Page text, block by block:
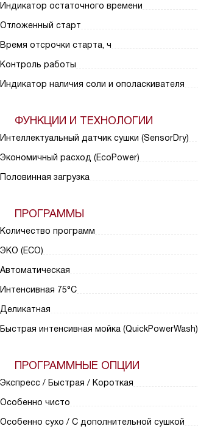
Индикатор остаточного времени
Отложенный старт
Время отсрочки старта, ч
Контроль работы
Индикатор наличия соли и ополаскивателя
ФУНКЦИИ И ТЕХНОЛОГИИ
Интеллектуальный датчик сушки (SensorDry)
Экономичный расход (EcoPower)
Половинная загрузка
ПРОГРАММЫ
Количество программ
ЭКО (ECO)
Автоматическая
Интенсивная 75°С
Деликатная
Быстрая интенсивная мойка (QuickPowerWash)
ПРОГРАММНЫЕ ОПЦИИ
Экспресс / Быстрая / Короткая
Особенно чисто
Особенно сухо / С дополнительной сушкой